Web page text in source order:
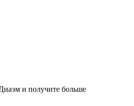
и получите больше